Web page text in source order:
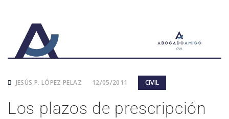
JESÚS P. LÓPEZ PELAZ 12/05/2011 CIVIL
Los plazos de prescripción